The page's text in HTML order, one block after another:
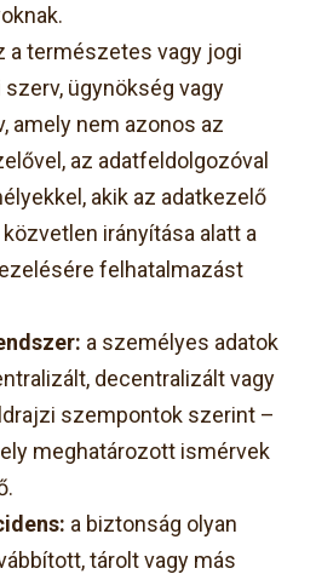
a természetes vagy jogi
ügynökség vagy
amely nem azonos az
az adatfeldolgozóval
akik az adatkezelő
irányítása alatt a
felhatalmazást
a személyes adatok
decentralizált vagy
szempontok szerint –
meghatározott ismérvek
a biztonság olyan
tárolt vagy más